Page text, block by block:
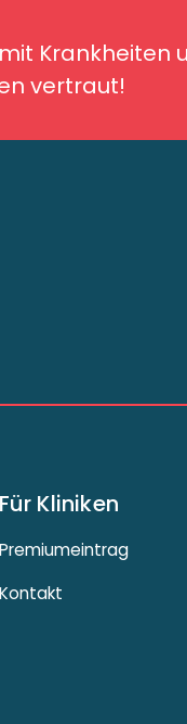
Krankheiten
vertraut!
und
vertraut!
Für Kliniken
Premiumeintrag
Kontakt